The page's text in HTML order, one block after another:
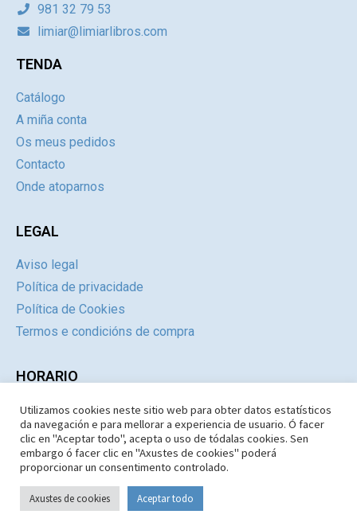
981 32 79 53
limiar@limiarlibros.com
TENDA
Catálogo
A miña conta
Os meus pedidos
Contacto
Onde atoparnos
LEGAL
Aviso legal
Política de privacidade
Política de Cookies
Termos e condicións de compra
HORARIO
Día Mañás
Tardes
Luns a Xoves
09:30 – 14.30
Pechado
Venres e Sábados
09:30 – 14:30
Domingos e Festivos
09:30 – 14:30
Utilizamos cookies neste sitio web para obter datos estatísticos
da navegación e para mellorar a experiencia de usuario. Ó facer
clic en "Aceptar todo", acepta o uso de tódalas cookies. Sen
embargo ó facer clic en "Axustes de cookies" poderá
proporcionar un consentimento controlado.
Axustes de cookies Aceptar todo